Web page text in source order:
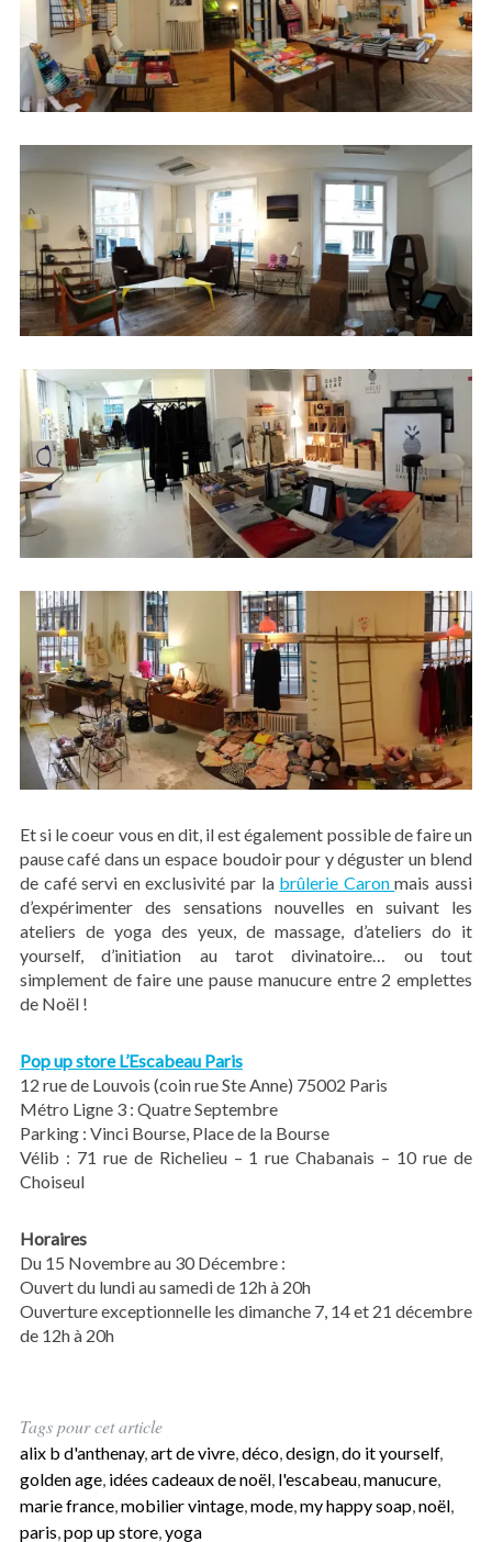
Et si le coeur vous en dit, il est également possible de faire un
pause café dans un espace boudoir pour y déguster un blend
de café servi en exclusivité par la brûlerie Caronmais aussi
d’expérimenter des sensations nouvelles en suivant les
ateliers de yoga des yeux, de massage, d’ateliers do it
yourself, d’initiation au tarot divinatoire… ou tout
simplement de faire une pause manucure entre 2 emplettes
de Noël !
Pop up store L’Escabeau Paris
12 rue de Louvois (coin rue Ste Anne) 75002 Paris
Métro Ligne 3 : Quatre Septembre
Parking : Vinci Bourse, Place de la Bourse
Vélib : 71 rue de Richelieu – 1 rue Chabanais – 10 rue de
Choiseul
Horaires
Du 15 Novembre au 30 Décembre :
Ouvert du lundi au samedi de 12h à 20h
Ouverture exceptionnelle les dimanche 7, 14 et 21 décembre
de 12h à 20h
Tags pour cet article
alix b d'anthenay, art de vivre, déco, design, do it yourself,
golden age, idées cadeaux de noël, l'escabeau, manucure,
marie france, mobilier vintage, mode, my happy soap, noël,
paris pop up store, yoga